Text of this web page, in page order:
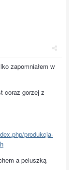
zapomniałem w
coraz gorzej z
produkcja-
a peluszką